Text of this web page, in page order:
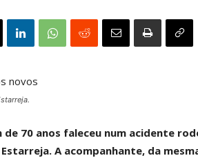
de 70 anos faleceu num acidente
A acompanhante, da